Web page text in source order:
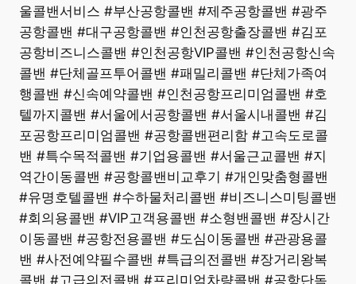
울콜밴서비스 #부산공항콜밴 #제주공항콜밴 #광주
공항콜밴 #대구공항콜밴 #인천공항출장콜밴 #김포
공항비즈니스콜밴 #인천공항VIP콜밴 #인천공항신속
콜밴 #단체골프투어콜밴 #패밀리콜밴 #단체가족여
행콜밴 #신속예약콜밴 #인천공항프리미엄콜밴 #호
텔까지콜밴 #서울에서공항콜밴 #서울시내콜밴 #김
포공항프리미엄콜밴 #공항콜밴편리함 #고속도로콜
밴 #특수목적콜밴 #기업용콜밴 #서울근교콜밴 #지
역간이동콜밴 #공항콜밴비교후기 #개인맞춤형콜밴
#유명호텔콜밴 #수하물처리콜밴 #비즈니스미팅콜밴
#회의용콜밴 #VIP고객용콜밴 #소형밴콜밴 #장시간
이동콜밴 #공항전용콜밴 #도심이동콜밴 #관광용콜
밴 #사전예약필수콜밴 #특급의전콜밴 #장거리왕복
콜밴 #고급의전콜밴 #프리미엄차량콜밴 #공항단독